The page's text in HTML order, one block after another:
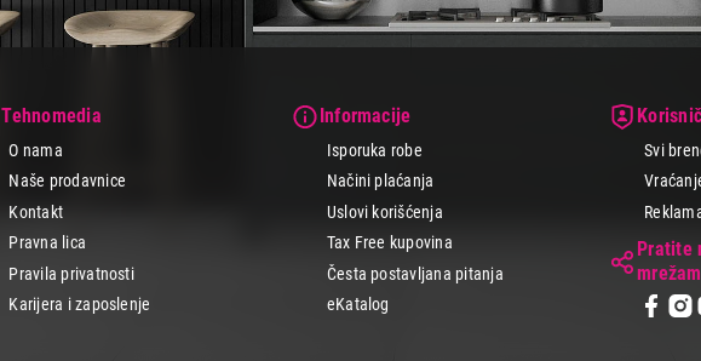
Tehnomedia
O nama
Naše prodavnice
Kontakt
Pravna lica
Pravila privatnosti
Karijera i zaposlenje
Informacije
Isporuka robe
Načini plaćanja
Uslovi korišćenja
Tax Free kupovina
Česta postavljana pitanja
eKatalog
Svi
Pratite